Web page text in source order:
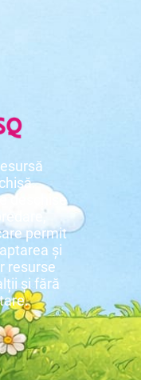
deschise
permit
și
resurse
și fără